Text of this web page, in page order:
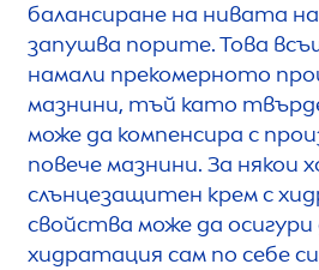
балансиране на нивата на
запушва порите. Това
намали прекомерното
мазнини, тъй като
може да компенсира с
повече мазнини. За някои
слънцезащитен крем с
свойства може да
хидратация сам по себе